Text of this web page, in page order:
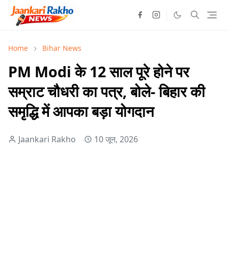
Home Bihar News
PM Modi के 12 साल पूरे होने पर
सम्राट चौधरी का पत्र, बोले- बिहार की
समृद्धि में आपका बड़ा योगदान
Jaankari Rakho 10 जून, 2026